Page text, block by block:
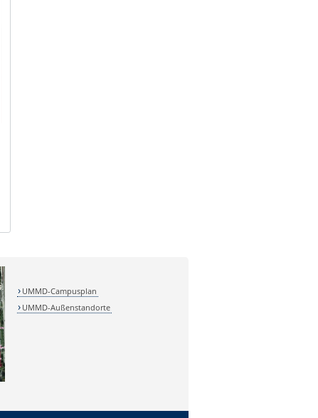
UMMD-Campusplan
UMMD-Außenstandorte